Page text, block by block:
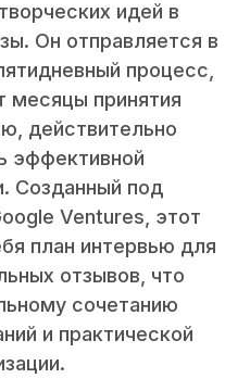
идей в
Он отправляется в
процесс,
месяцы принятия
действительно
эффективной
Созданный под
Ventures, этот
план интервью для
отзывов, что
сочетанию
и практической